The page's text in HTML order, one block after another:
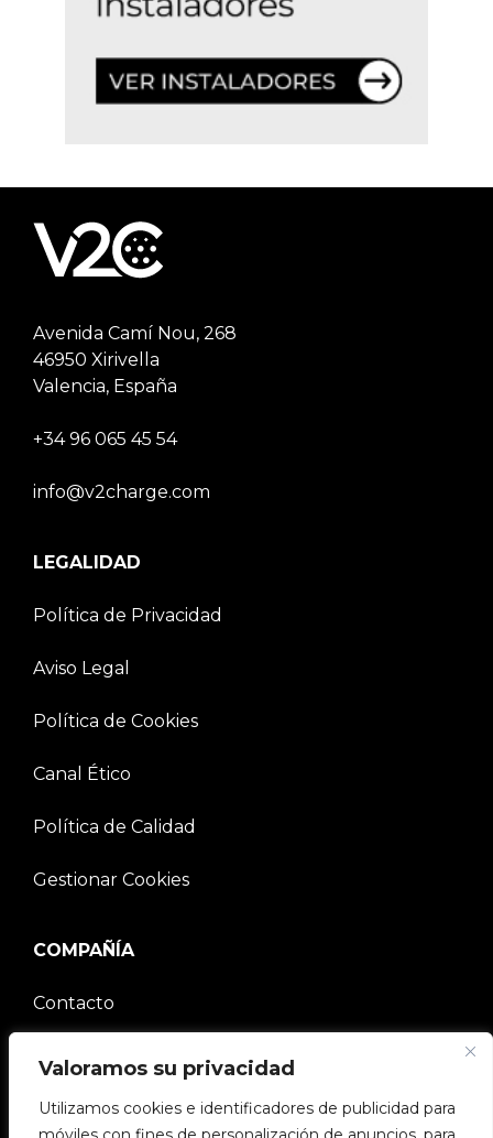
Valoramos su privacidad
Utilizamos cookies e identificadores de publicidad para
Avenida Camí Nou, 268
46950 Xirivella
Valencia, España
+34 96 065 45 54
info@v2charge.com
LEGALIDAD
Política de Privacidad
Aviso Legal
Política de Cookies
Canal Ético
Política de Calidad
Gestionar Cookies
COMPAÑÍA
Contacto
Comunidad V2C
Trabaja con nosotros